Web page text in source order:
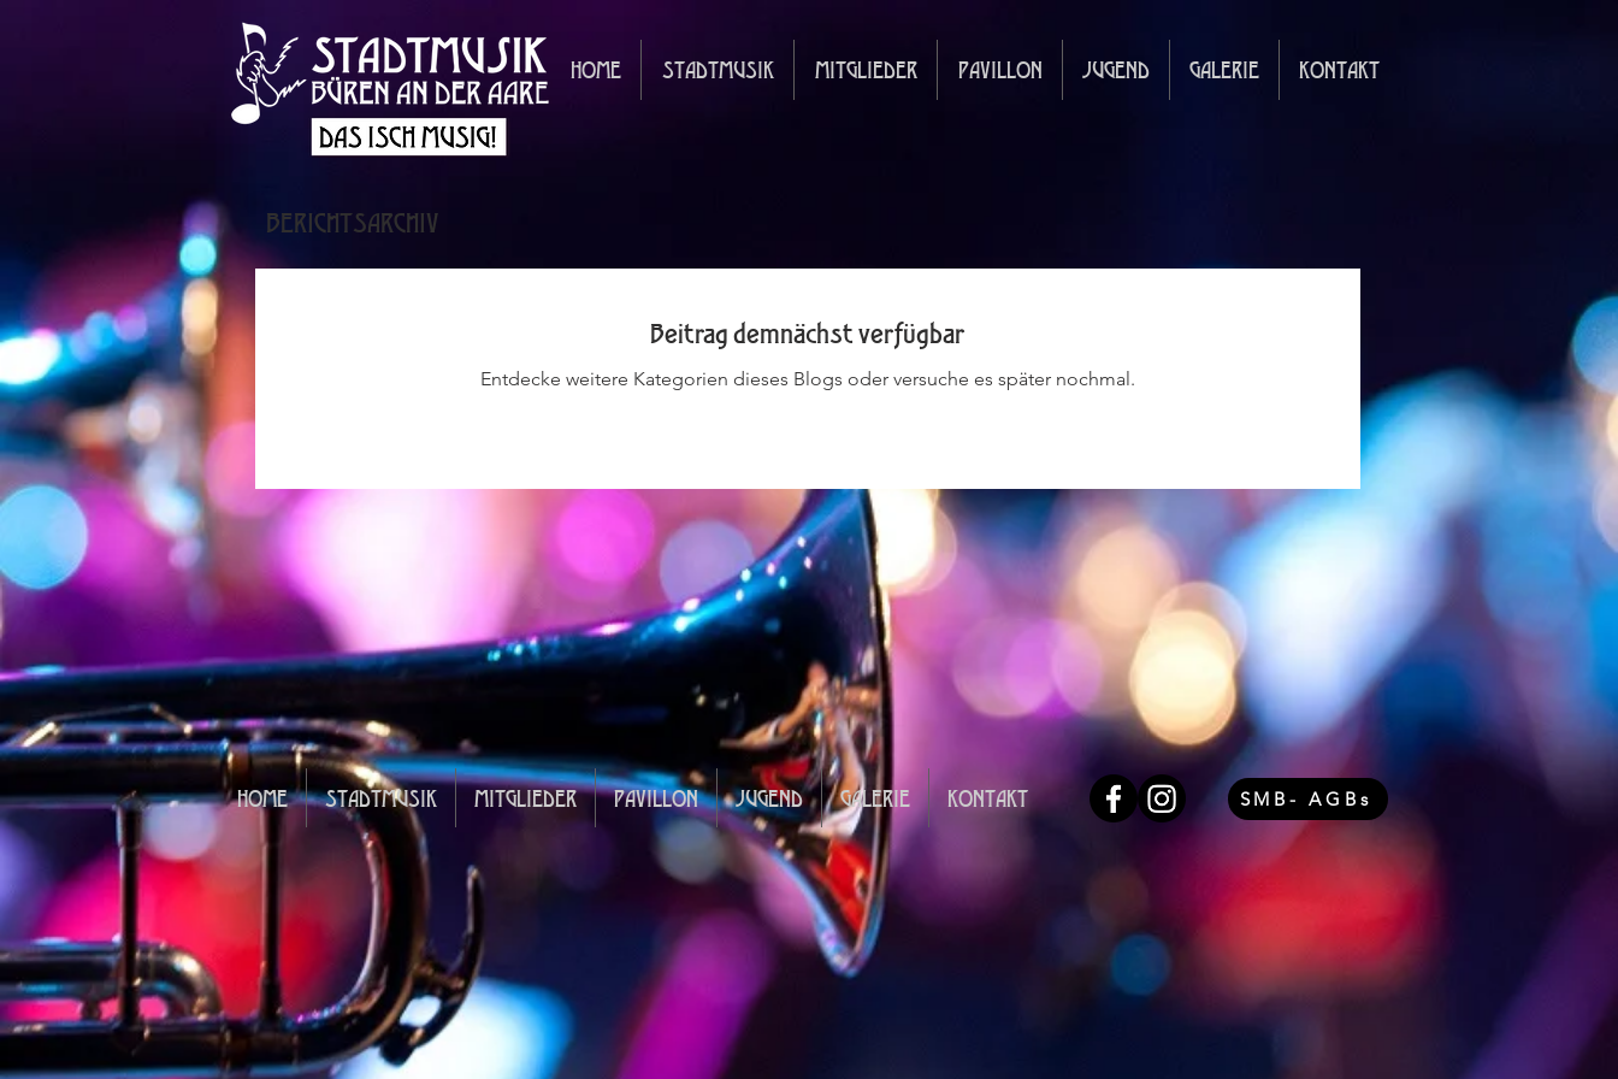
HOME STADTMUSIK MITGLIEDER PAVILLON JUGEND GALERIE KONTAKT
BERICHTSARCHIV
Beitrag demnächst verfügbar
Entdecke weitere Kategorien dieses Blogs oder versuche es später nochmal.
HOME STADTMUSIK MITGLIEDER PAVILLON JUGEND GALERIE KONTAKT SMB- AGBs